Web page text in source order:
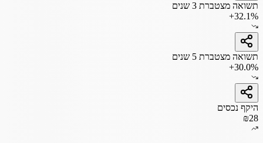
תשואה מצטברת 3 שנים
+32.1%
תשואה מצטברת 5 שנים
+30.0%
היקף נכסים
₪28